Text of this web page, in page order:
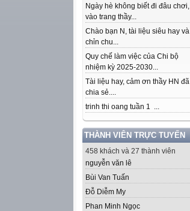
Ngày hè không biết đi đâu chơi,
vào trang thầy...
Chào bạn N, tài liệu siêu hay và
chỉn chu...
Quy chế làm việc của Chi bộ
nhiệm kỳ 2025-2030...
Tài liệu hay, cảm ơn thầy HN đã
chia sẻ....
trinh thi oang tuần 1 ...
THÀNH VIÊN TRỰC TUYẾN
458 khách và 27 thành viên
nguyễn văn lê
Bùi Van Tuấn
Đỗ Diễm My
Phan Minh Ngọc